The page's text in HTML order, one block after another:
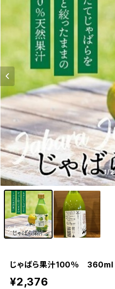
1/2
じゃばら果汁100％ 360ml
¥2,376